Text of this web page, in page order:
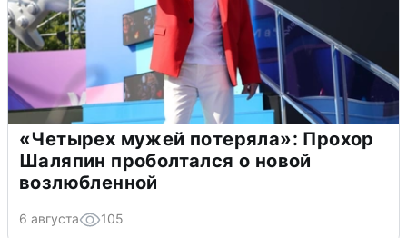
«Четырех мужей потеряла»: Прохор
Шаляпин проболтался о новой
возлюбленной
6 августа 105